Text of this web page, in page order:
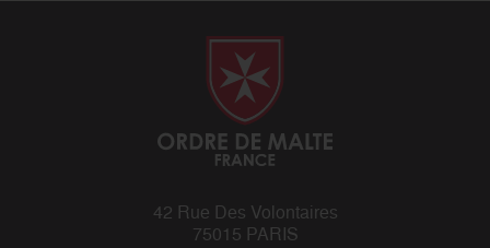
42 Rue Des Volontaires
75015 PARIS